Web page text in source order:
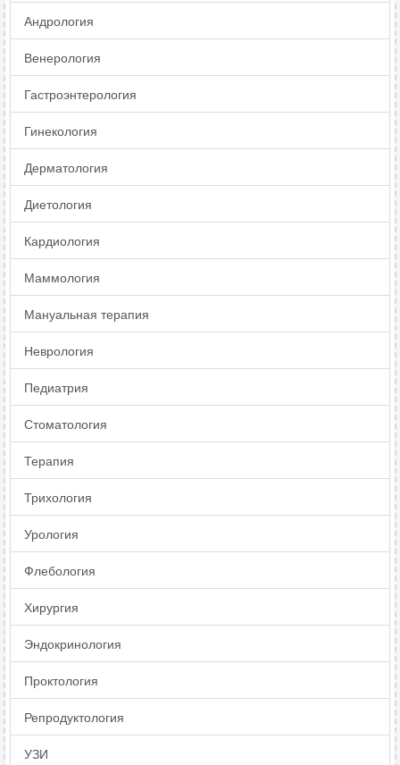
Андрология
Венерология
Гастроэнтерология
Гинекология
Дерматология
Диетология
Кардиология
Маммология
Мануальная терапия
Неврология
Педиатрия
Стоматология
Терапия
Трихология
Урология
Флебология
Хирургия
Эндокринология
Проктология
Репродуктология
УЗИ